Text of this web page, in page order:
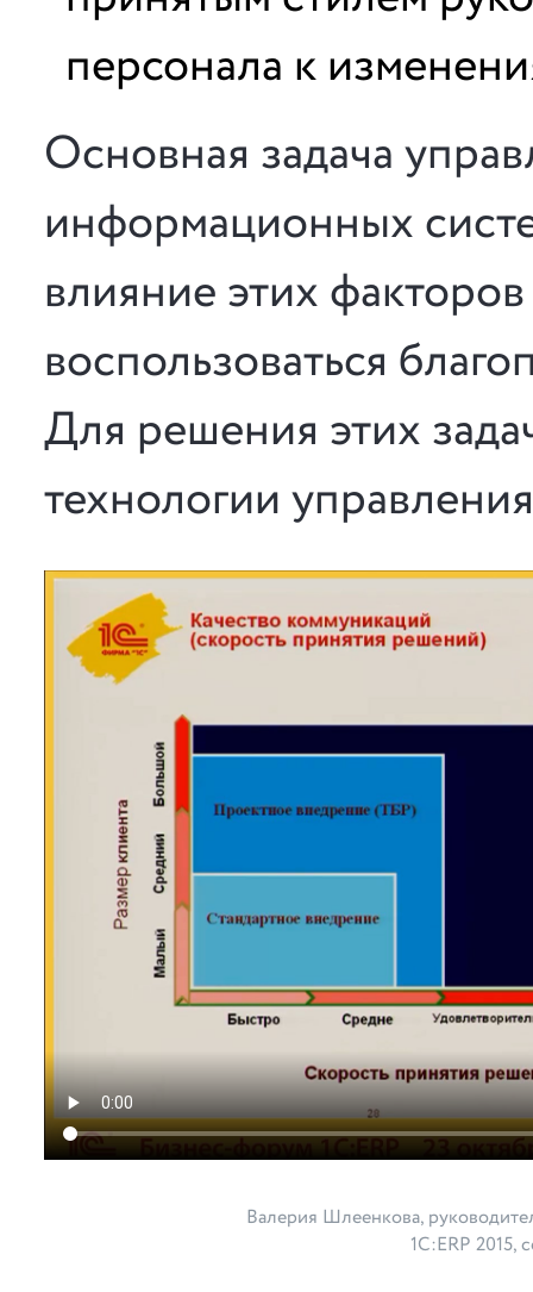
персонала к
Основная задача
информационных
влияние этих
воспользоваться
Для решения этих
технологии
Валерия Шлеенкова,
1С:ERP 2015,